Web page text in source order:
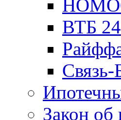
ВТБ 24
Связь-
Закон об